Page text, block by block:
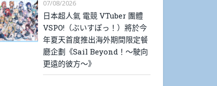
07/08/2026
日本超人氣 電競 VTuber 團體
VSPO!（ぶいすぽっ！）將於今
年夏天首度推出海外期間限定餐
廳企劃《Sail Beyond！～駛向
更遠的彼方～》